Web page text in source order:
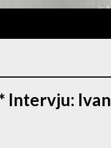
Intervju: Ivan